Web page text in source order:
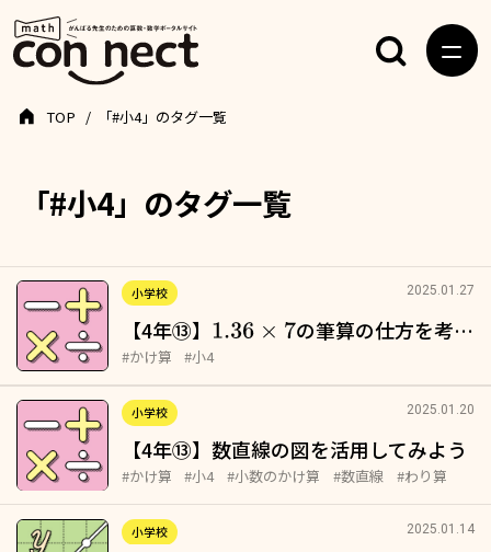
「#小4」のタグ一覧
TOP 「#小4」のタグ一覧
小学校 2025.01.27
【4年⑬】 1.36×7 の筆算の仕方を考…
#かけ算 #小4
小学校 2025.01.20
【4年⑬】数直線の図を活用してみよう
#かけ算 #小4 #小数のかけ算 #数直線 #わり算
小学校 2025.01.14